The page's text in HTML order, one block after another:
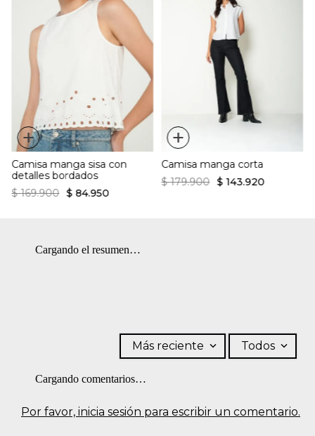
+
Camisa manga sisa con
detalles bordados
$ 169.900 $ 84.950
+
Camisa manga corta
$ 179.900 $ 143.920
Cargando el resumen…
Por favor, inicia sesión para escribir un comentario.
Más reciente Todos
Cargando comentarios…